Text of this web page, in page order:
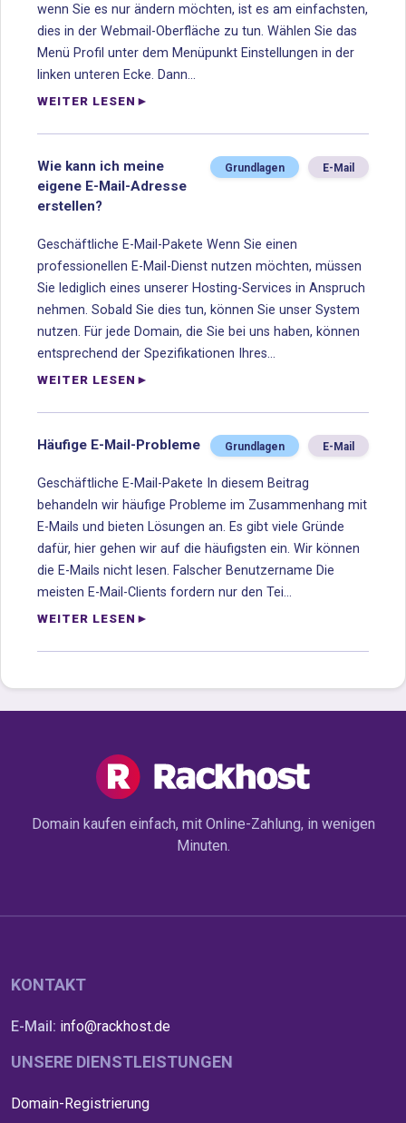
wenn Sie es nur ändern möchten, ist es am einfachsten,
dies in der Webmail-Oberfläche zu tun. Wählen Sie das
Menü Profil unter dem Menüpunkt Einstellungen in der
linken unteren Ecke. Dann...
WEITER LESEN
Wie kann ich meine
eigene E-Mail-Adresse
erstellen?
Grundlagen E-Mail
Geschäftliche E-Mail-Pakete Wenn Sie einen
professionellen E-Mail-Dienst nutzen möchten, müssen
Sie lediglich eines unserer Hosting-Services in Anspruch
nehmen. Sobald Sie dies tun, können Sie unser System
nutzen. Für jede Domain, die Sie bei uns haben, können
entsprechend der Spezifikationen Ihres...
WEITER LESEN
Häufige E-Mail-Probleme Grundlagen E-Mail
Geschäftliche E-Mail-Pakete In diesem Beitrag
behandeln wir häufige Probleme im Zusammenhang mit
E-Mails und bieten Lösungen an. Es gibt viele Gründe
dafür, hier gehen wir auf die häufigsten ein. Wir können
die E-Mails nicht lesen. Falscher Benutzername Die
meisten E-Mail-Clients fordern nur den Tei...
WEITER LESEN
Domain kaufen einfach, mit Online-Zahlung, in wenigen
Minuten.
KONTAKT
E-Mail: info@rackhost.de
UNSERE DIENSTLEISTUNGEN
Domain-Registrierung